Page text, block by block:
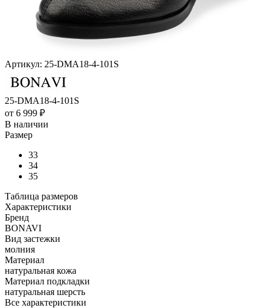
Артикул: 25-DMA18-4-101S
25-DMA18-4-101S
от 6 999 ₽
В наличии
Размер
33
34
35
Таблица размеров
Характеристики
Бренд
BONAVI
Вид застежки
молния
Материал
натуральная кожа
Материал подкладки
натуральная шерсть
Все характеристики